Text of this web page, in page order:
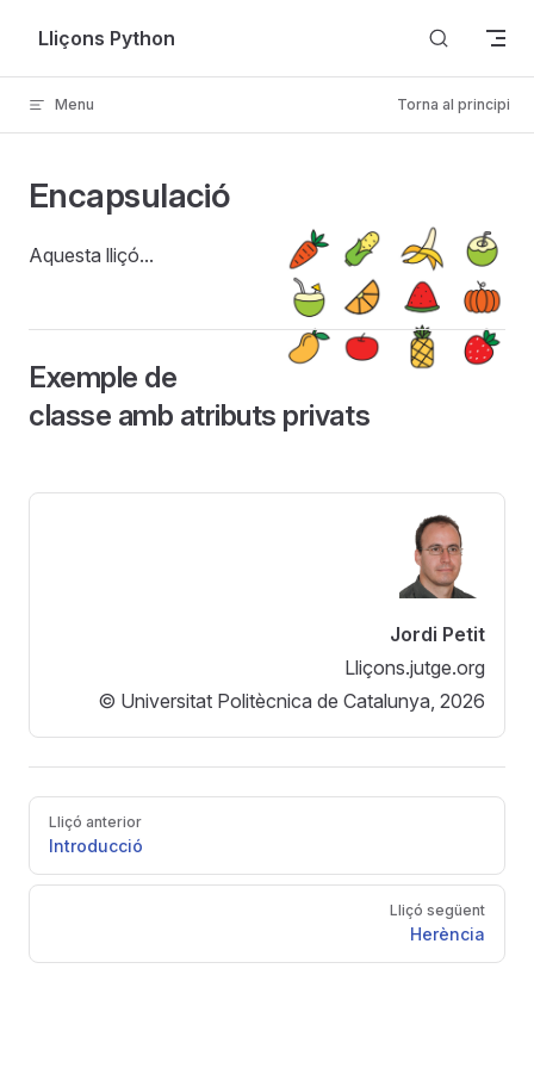
Skip to content
Lliçons Python
Menu Torna al principi
Encapsulació
Aquesta lliçó...
Exemple de
classe amb atributs privats
Jordi Petit
Lliçons.jutge.org
© Universitat Politècnica de Catalunya, 2026
Pager
Lliçó anterior
Introducció
Lliçó següent
Herència